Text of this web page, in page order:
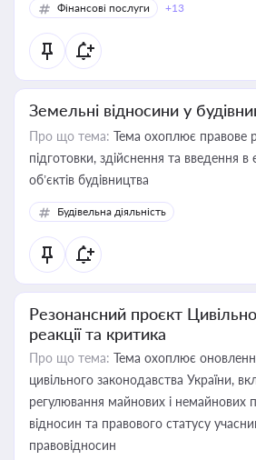
Фінансові послуги
+13
Земельні відносини у
Про що тема: Тема охоплює правове
підготовки, здійснення та введення в
об’єктів будівництва
Будівельна діяльність
Резонансний проєкт
реакції та критика
Про що тема: Тема охоплює
цивільного законодавства України,
регулювання майнових і немайнових
відносин та правового статусу
правовідносин